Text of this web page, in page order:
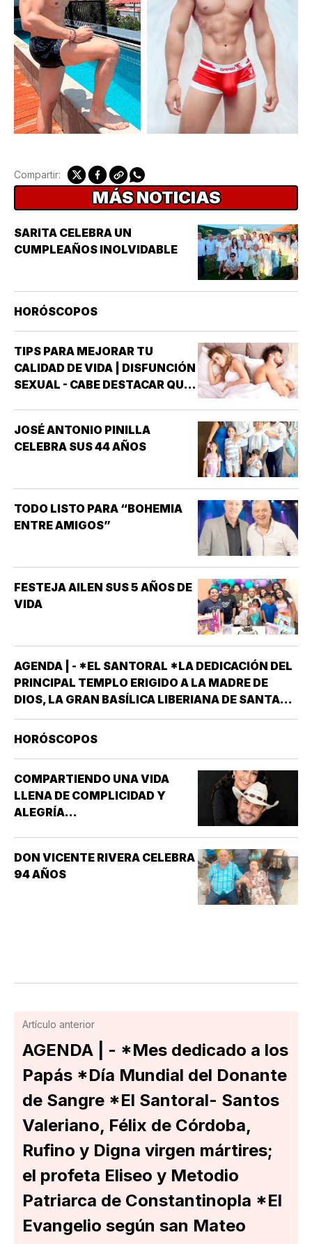
Compartir:
MÁS NOTICIAS
SARITA CELEBRA UN
CUMPLEAÑOS INOLVIDABLE
HORÓSCOPOS
TIPS PARA MEJORAR TU
CALIDAD DE VIDA | DISFUNCIÓN
SEXUAL - CABE DESTACAR QUE
INTERÉS HA GENERADO PARA
LA INVESTIGACIÓN DE NUEVOS
DISFUNCIÓN ERÉCTIL
(INCAPACIDAD DE ALCANZAR
Y/O MANTENER…
JOSÉ ANTONIO PINILLA
CELEBRA SUS 44 AÑOS
TODO LISTO PARA “BOHEMIA
ENTRE AMIGOS”
FESTEJA AILEN SUS 5 AÑOS DE
VIDA
AGENDA | - *EL SANTORAL *LA DEDICACIÓN DEL
PRINCIPAL TEMPLO ERIGIDO A LA MADRE DE
DIOS, LA GRAN BASÍLICA LIBERIANA DE SANTA
MARÍA LA MAYOR EN ROMA. NUESTRA SEÑORA
DE LAS NIEVES *SANTOS EMIGDIO OBISPO Y
HORÓSCOPOS
COMPARTIENDO UNA VIDA
LLENA DE COMPLICIDAD Y
ALEGRÍA...
DON VICENTE RIVERA CELEBRA
94 AÑOS
Artículo anterior
AGENDA | - *Mes dedicado a los
Papás *Día Mundial del Donante
de Sangre *El Santoral- Santos
Valeriano, Félix de Córdoba,
Rufino y Digna virgen mártires;
el profeta Eliseo y Metodio
Patriarca de Constantinopla *El
Evangelio según san Mateo